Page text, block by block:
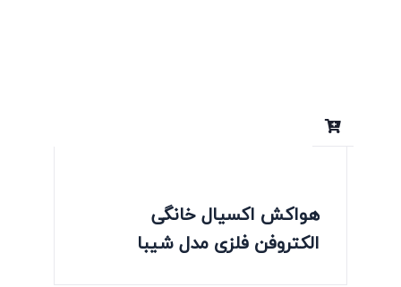
هواکش اکسیال خانگی
الکتروفن فلزی مدل شیبا